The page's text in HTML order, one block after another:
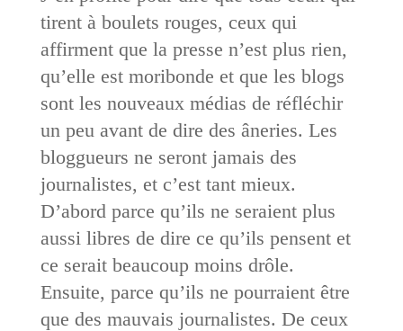
tirent à boulets rouges, ceux qui
affirment que la presse n’est plus rien,
qu’elle est moribonde et que les blogs
sont les nouveaux médias de réfléchir
un peu avant de dire des âneries. Les
bloggueurs ne seront jamais des
journalistes, et c’est tant mieux.
D’abord parce qu’ils ne seraient plus
aussi libres de dire ce qu’ils pensent et
ce serait beaucoup moins drôle.
Ensuite, parce qu’ils ne pourraient être
que des mauvais journalistes. De ceux